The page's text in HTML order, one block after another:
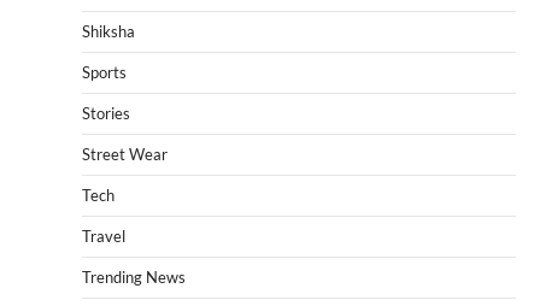
Shiksha
Sports
Stories
Street Wear
Tech
Travel
Trending News